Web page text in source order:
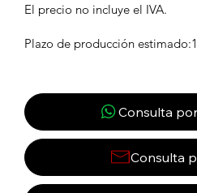
El precio no incluye el IVA.
Plazo de producción
Consulta
Consulta